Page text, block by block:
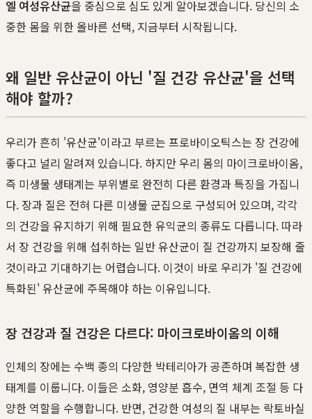
엘 여성유산균을 중심으로 심도 있게 알아보겠습니다. 당신의 소
중한 몸을 위한 올바른 선택, 지금부터 시작됩니다.
왜 일반 유산균이 아닌 '질 건강 유산균'을 선택
해야 할까?
우리가 흔히 '유산균'이라고 부르는 프로바이오틱스는 장 건강에
좋다고 널리 알려져 있습니다. 하지만 우리 몸의 마이크로바이옴,
즉 미생물 생태계는 부위별로 완전히 다른 환경과 특징을 가집니
다. 장과 질은 전혀 다른 미생물 군집으로 구성되어 있으며, 각각
의 건강을 유지하기 위해 필요한 유익균의 종류도 다릅니다. 따라
서 장 건강을 위해 섭취하는 일반 유산균이 질 건강까지 보장해 줄
것이라고 기대하기는 어렵습니다. 이것이 바로 우리가 '질 건강에
특화된' 유산균에 주목해야 하는 이유입니다.
장 건강과 질 건강은 다르다: 마이크로바이옴의 이해
인체의 장에는 수백 종의 다양한 박테리아가 공존하며 복잡한 생
태계를 이룹니다. 이들은 소화, 영양분 흡수, 면역 체계 조절 등 다
양한 역할을 수행합니다. 반면, 건강한 여성의 질 내부는 락토바실